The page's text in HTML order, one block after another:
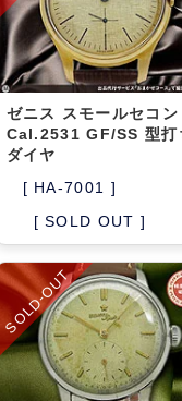
ゼニス スモールセコン
Cal.2531 GF/SS 型打
ダイヤ
[ HA-7001 ]
[ SOLD OUT ]
SOLD-OUT